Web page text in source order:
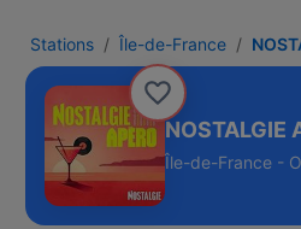
Stations Île-de-France
NOSTALGIE
Île-de-France -